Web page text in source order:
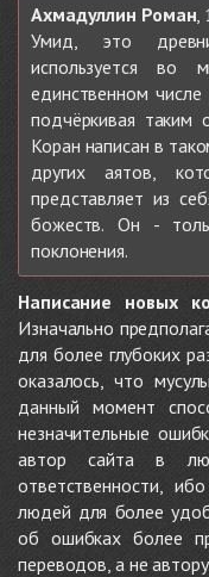
Ахмадуллин Роман
Умид, это
используется во
единственном
подчёркивая таким
Коран написан в
других аятов,
представляет из
божеств. Он -
поклонения.
Написание новых
Изначально
для более глубоких
оказалось, что
данный момент
незначительные
автор сайта в
ответственности,
людей для более
об ошибках более
переводов, а не